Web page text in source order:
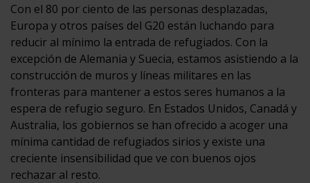
Con el 80 por ciento de las personas desplazadas,
Europa y otros países del G20 están luchando para
reducir al mínimo la entrada de refugiados. Con la
excepción de Alemania y Suecia, estamos asistiendo a la
construcción de muros y líneas militares en las
fronteras para mantener a estos seres humanos a la
espera de refugio seguro. En Estados Unidos, Canadá y
Australia, los gobiernos se han ofrecido a acoger una
mínima cantidad de refugiados sirios y existe una
creciente insensibilidad que ve con buenos ojos
rechazar al resto.